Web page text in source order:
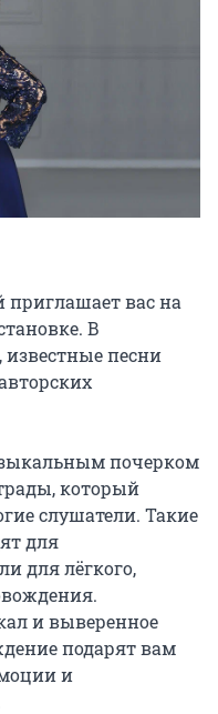
вас на
В
песни
почерком
который
слушатели. Такие
для
для лёгкого,
и выверенное
подарят вам
и